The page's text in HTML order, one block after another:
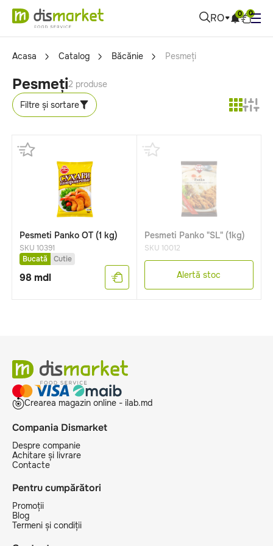
RO 0 0
Acasa Catalog Băcănie Pesmeți
Pesmeți2 produse
Filtre și sortare
Pesmeti Panko OT (1 kg)
SKU 10391
Bucată
Cutie
98mdl
Pesmeti Panko "SL" (1kg)
SKU 10012
Alertă stoc
Crearea magazin online - ilab.md
Compania Dismarket
Despre companie
Achitare și livrare
Contacte
Pentru cumpărători
Promoții
Blog
Termeni și condiții